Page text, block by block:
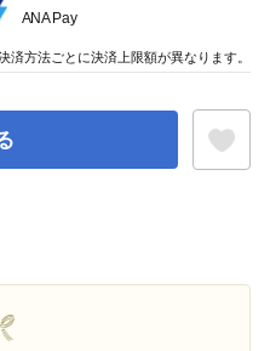
ANA Pay
済方法ごとに決済上限額が異なります。